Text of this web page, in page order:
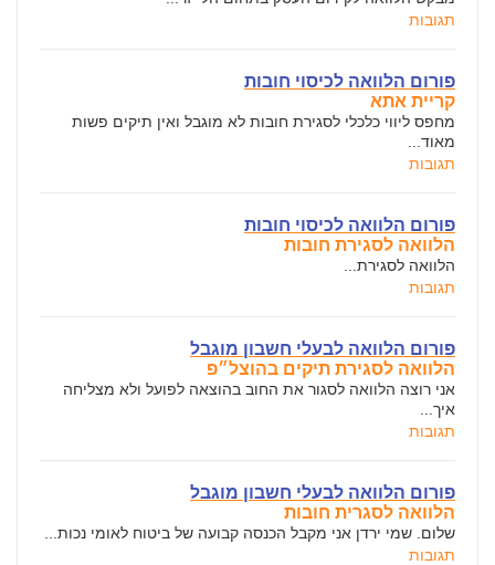
תגובות
פורום הלוואה לכיסוי חובות
קריית אתא
מחפס ליווי כלכלי לסגירת חובות לא מוגבל ואין תיקים פשות
מאוד...
תגובות
פורום הלוואה לכיסוי חובות
הלוואה לסגירת חובות
הלוואה לסגירת...
תגובות
פורום הלוואה לבעלי חשבון מוגבל
הלוואה לסגירת תיקים בהוצל״פ
אני רוצה הלוואה לסגור את החוב בהוצאה לפועל ולא מצליחה
איך...
תגובות
פורום הלוואה לבעלי חשבון מוגבל
הלוואה לסגרית חובות
שלום. שמי ירדן אני מקבל הכנסה קבועה של ביטוח לאומי נכות...
תגובות